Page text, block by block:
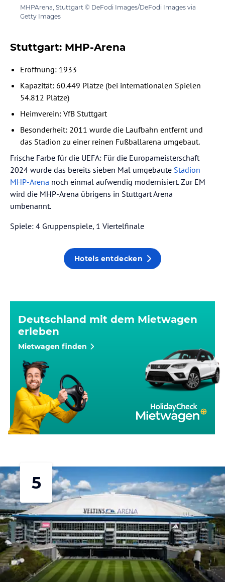
MHPArena, Stuttgart © DeFodi Images/DeFodi Images via
Getty Images
Stuttgart: MHP-Arena
Eröffnung: 1933
Kapazität: 60.449 Plätze (bei internationalen Spielen
54.812 Plätze)
Heimverein: VfB Stuttgart
Besonderheit: 2011 wurde die Laufbahn entfernt und
das Stadion zu einer reinen Fußballarena umgebaut.
Frische Farbe für die UEFA: Für die Europameisterschaft
2024 wurde das bereits sieben Mal umgebaute Stadion
MHP-Arena noch einmal aufwendig modernisiert. Zur EM
wird die MHP-Arena übrigens in Stuttgart Arena
umbenannt.
Spiele: 4 Gruppenspiele, 1 Viertelfinale
Hotels entdecken
Deutschland mit dem Mietwagen
erleben
Mietwagen finden
5